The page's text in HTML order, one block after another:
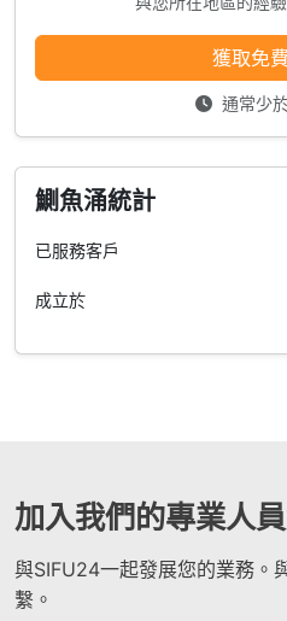
獲取免
通常少
鰂魚涌統計
已服務客戶
成立於
加入我們的專業人
與SIFU24一起發展您的業務。
繫。